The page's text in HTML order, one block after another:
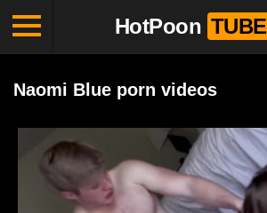
HotPoon TUBE
Naomi Blue porn videos